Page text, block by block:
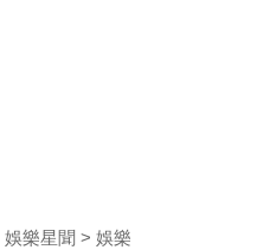
娛樂星聞 娛樂